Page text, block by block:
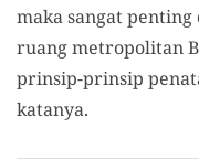
maka sangat
ruang metropolitan
prinsip-prinsip
katanya.